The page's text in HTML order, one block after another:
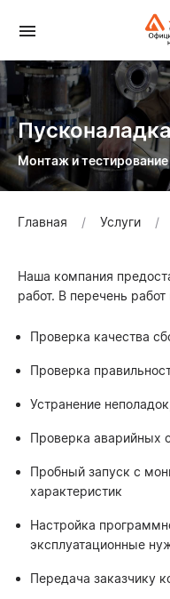
Монтаж и
Главная Услуги
Наша компания
работ. В перечень работ
Проверка качества
Проверка
Устранение
Проверка аварийных
Пробный запуск с
характеристик
Настройка
эксплуатационные
Передача заказчику